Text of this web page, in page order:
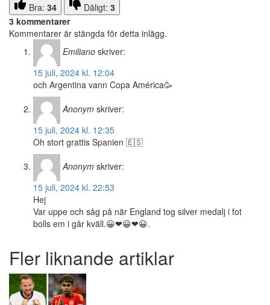
Bra: 34 Dåligt: 3
3 kommentarer
Kommentarer är stängda för detta inlägg.
Emiliano skriver:
15 juli, 2024 kl. 12:04
och Argentina vann Copa América🥳
Anonym skriver:
15 juli, 2024 kl. 12:35
Oh stort grattis Spanien 🇪🇸
Anonym skriver:
15 juli, 2024 kl. 22:53
Hej
Var uppe och såg på när England tog silver medalj i fot
bolls em i går kväll.😀❤😀❤😀.
Fler liknande artiklar